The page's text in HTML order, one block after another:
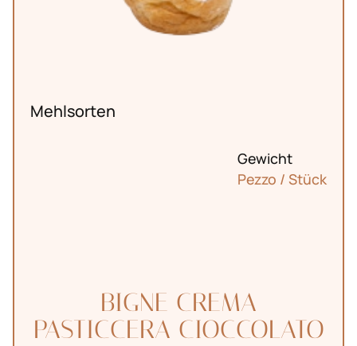
Mehlsorten
Gewicht
Pezzo / Stück
BIGNE CREMA
PASTICCERA CIOCCOLATO